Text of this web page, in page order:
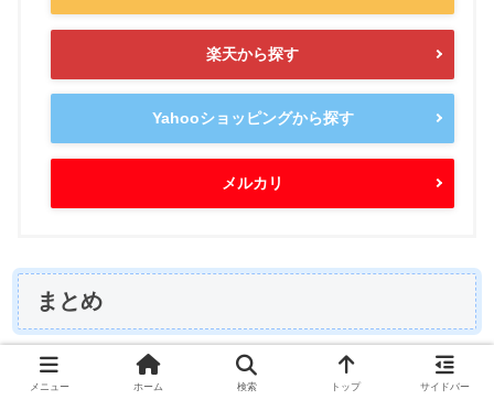
楽天から探す
Yahooショッピングから探す
メルカリ
まとめ
スカルパのアプローチシューズには色々な種類があり、そ
メニュー ホーム 検索 トップ サイドバー